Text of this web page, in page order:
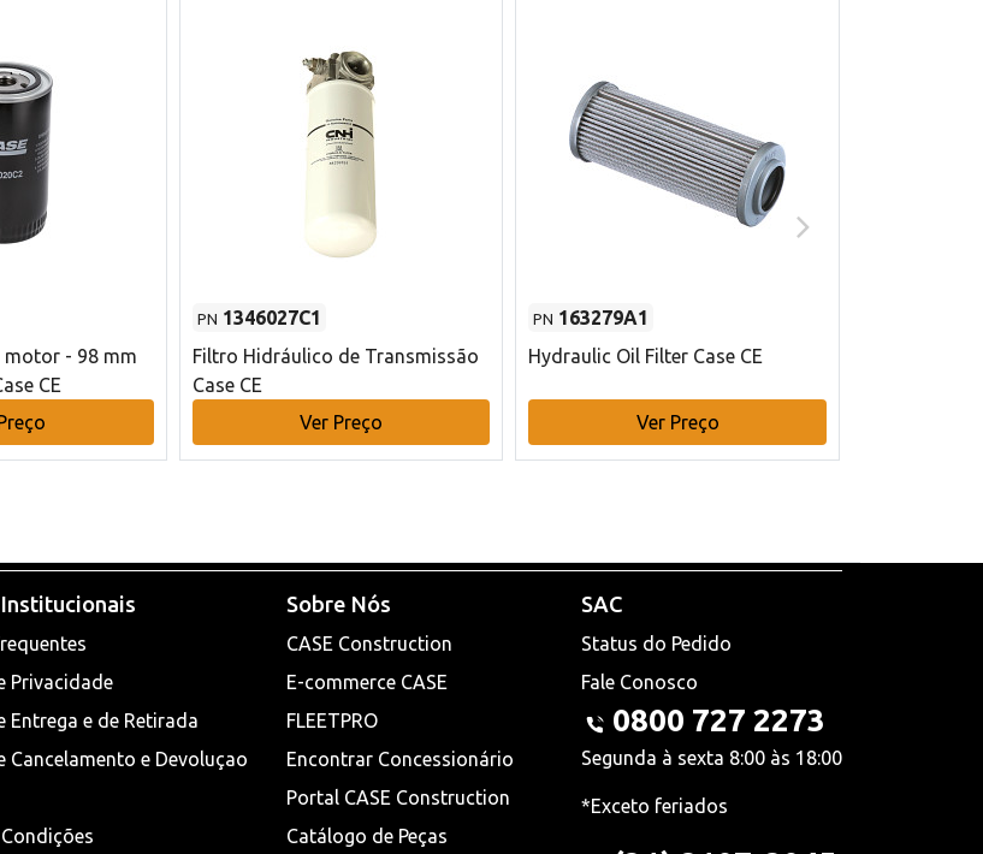
- 98 mm
CE
PN 1346027C1
Filtro Hidráulico de Transmissão
Case CE
Ver Preço
PN 163279A1
Hydraulic Oil Filter Case CE
Ver Preço
Privacidade
Entrega e de Retirada
Cancelamento e Devoluçao
Sobre Nós
CASE Construction
E-commerce CASE
FLEETPRO
Encontrar Concessionário
Portal CASE Construction
Catálogo de Peças
SAC
Status do Pedido
Fale Conosco
0800 727 2273
Segunda à sexta 8:00 às 18:00
*Exceto feriados